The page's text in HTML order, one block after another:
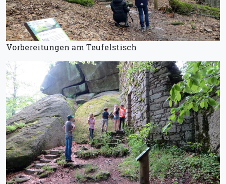
Vorbereitungen am Teufelstisch